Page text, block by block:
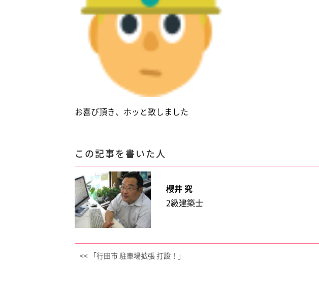
お喜び頂き、ホッと致しました
この記事を書いた人
櫻井 究
2級建築士
<< 「行田市 駐車場拡張 打設！」